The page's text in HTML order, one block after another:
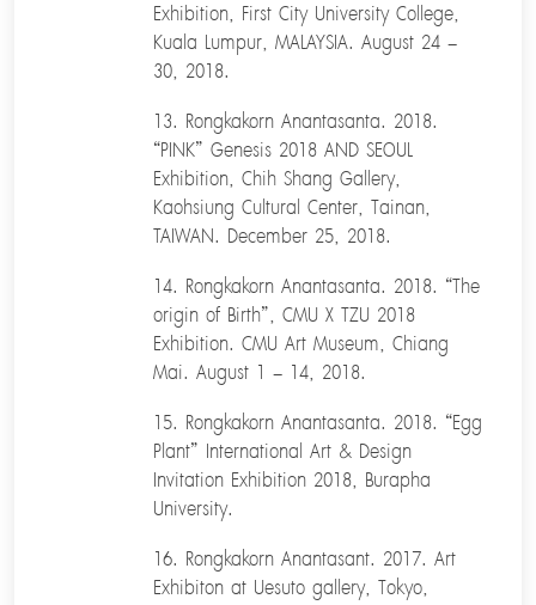
Exhibition, First City University College,
Kuala Lumpur, MALAYSIA. August 24 –
30, 2018.
13. Rongkakorn Anantasanta. 2018.
“PINK” Genesis 2018 AND SEOUL
Exhibition, Chih Shang Gallery,
Kaohsiung Cultural Center, Tainan,
TAIWAN. December 25, 2018.
14. Rongkakorn Anantasanta. 2018. “The
origin of Birth”, CMU X TZU 2018
Exhibition. CMU Art Museum, Chiang
Mai. August 1 – 14, 2018.
15. Rongkakorn Anantasanta. 2018. “Egg
Plant” International Art & Design
Invitation Exhibition 2018, Burapha
University.
16. Rongkakorn Anantasant. 2017. Art
Exhibiton at Uesuto gallery, Tokyo,